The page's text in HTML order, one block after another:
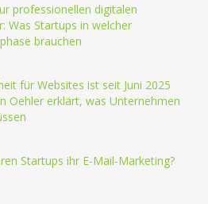
professionellen digitalen
Was Startups in welcher
brauchen
für Websites ist seit Juni 2025
Oehler erklärt, was Unternehmen
Startups ihr E-Mail-Marketing?